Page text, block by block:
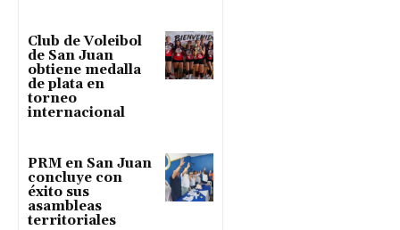
Club de Voleibol
de San Juan
obtiene medalla
de plata en
torneo
internacional
PRM en San Juan
concluye con
éxito sus
asambleas
territoriales